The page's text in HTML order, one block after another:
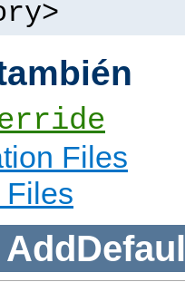
Files
Files